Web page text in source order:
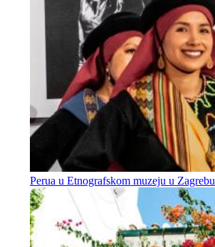
Perua u Etnografskom muzeju u Zagrebu